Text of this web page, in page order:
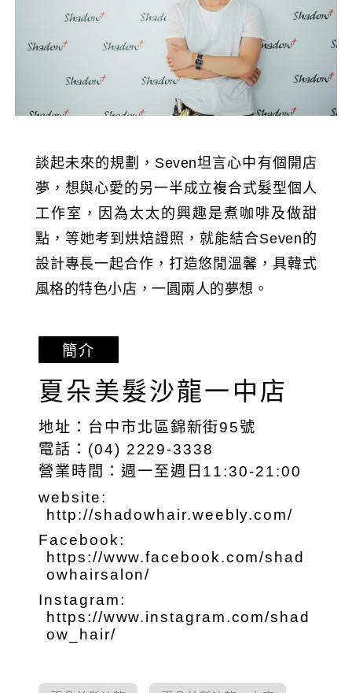
談起未來的規劃，Seven坦言心中有個開店
夢，想與心愛的另一半成立複合式髮型個人
工作室，因為太太的興趣是煮咖啡及做甜
點，等她考到烘焙證照，就能結合Seven的
設計專長一起合作，打造悠閒溫馨，具韓式
風格的特色小店，一圓兩人的夢想。
簡介
夏朵美髮沙龍一中店
地址：台中市北區錦新街95號
電話：(04) 2229-3338
營業時間：週一至週日11:30-21:00
website:
http://shadowhair.weebly.com/
Facebook:
https://www.facebook.com/shad
owhairsalon/
Instagram:
https://www.instagram.com/shad
ow_hair/